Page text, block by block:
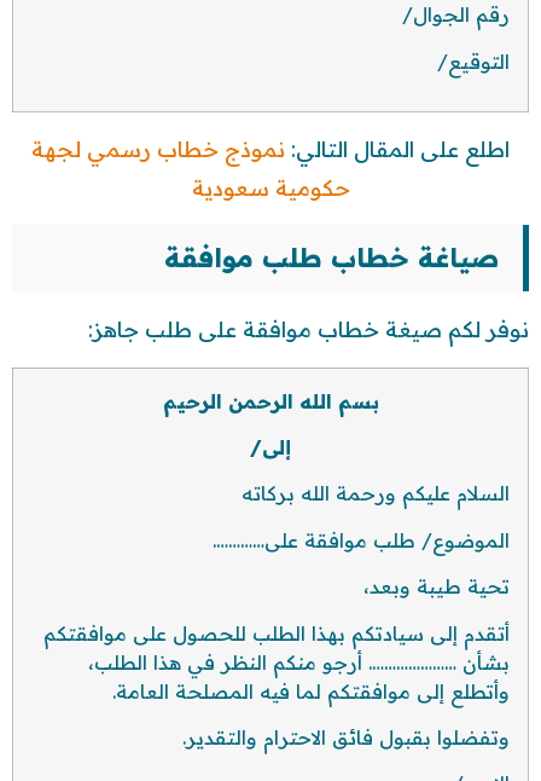
رقم الجوال/
التوقيع/
اطلع على المقال التالي: نموذج خطاب رسمي لجهة
حكومية سعودية
صياغة خطاب طلب موافقة
نوفر لكم صيغة خطاب موافقة على طلب جاهز:
بسم الله الرحمن الرحيم
إلى/
السلام عليكم ورحمة الله بركاته
الموضوع/ طلب موافقة على………….
تحية طيبة وبعد،
أتقدم إلى سيادتكم بهذا الطلب للحصول على موافقتكم
بشأن …………………. أرجو منكم النظر في هذا الطلب،
وأتطلع إلى موافقتكم لما فيه المصلحة العامة.
وتفضلوا بقبول فائق الاحترام والتقدير.